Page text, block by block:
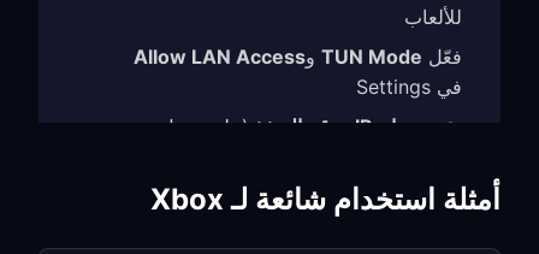
للألعاب
فعّل TUN Mode وAllow LAN Access
في Settings
دوّن
عنوان IP رقم المنفذ (على سبيل
اختر خوادم قريبة من خوادم Xbox Live أمثلة استخدام شائعة لـ Xbox